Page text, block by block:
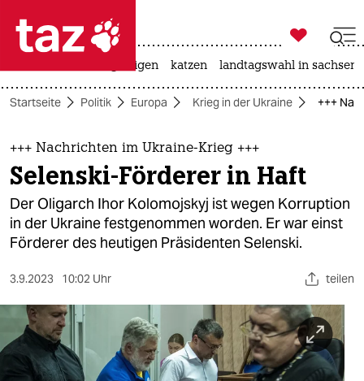
 taz zahl ich
taz zahl ich
themen
politik
öko
sport
berlin

taz zahl ich
bergsteigen katzen landtagswahl in
Startseite Politik Europa Krieg in der Ukraine +++
+++ Nachrichten im Ukraine-Krieg +++
Selenski-Förderer in Haft
Der Oligarch Ihor Kolomojskyj ist wegen Korruption
in der Ukraine festgenommen worden. Er war einst
Förderer des heutigen Präsidenten Selenski.
3.9.2023 10:02 Uhr teilen